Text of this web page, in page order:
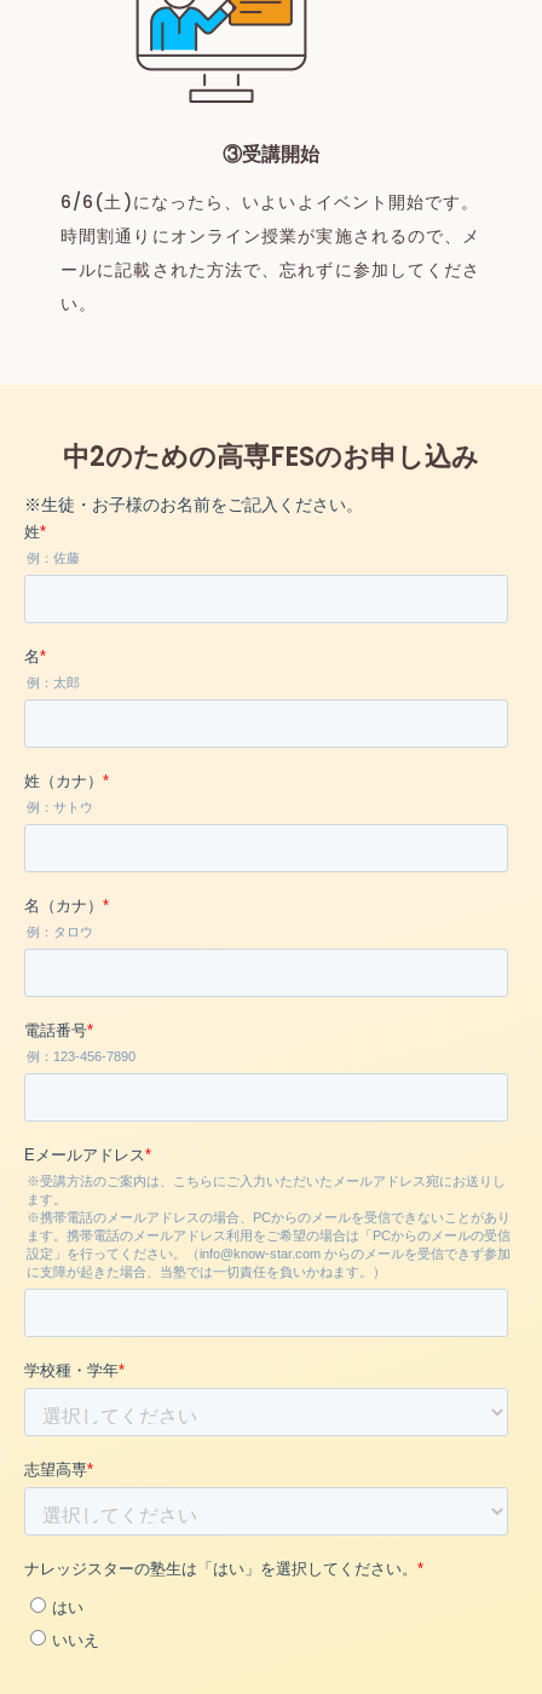
③受講開始
6/6(土)になったら、いよいよイベント開始です。
時間割通りにオンライン授業が実施されるので、メ
ールに記載された方法で、忘れずに参加してくださ
い。
中2のための高専FESのお申し込み